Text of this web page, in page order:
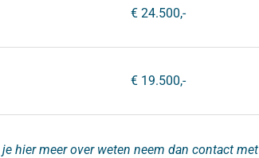
€ 24.500,-
€ 19.500,-
hier meer over weten neem dan contact met